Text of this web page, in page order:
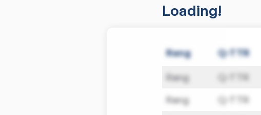
Loading!
Rang Q-TTR
Rang Q-TTR
Rang
Q-TTR